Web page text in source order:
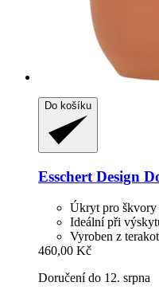
Do košíku
Esschert Design
Úkryt pro škvory
Ideální při
Vyroben z
460,00 Kč
Doručení do 12. srpna